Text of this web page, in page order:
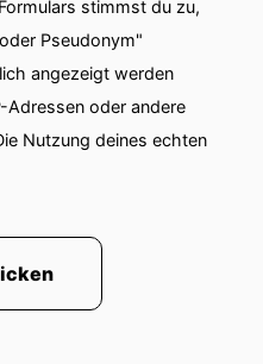
mit Zwiebeln,
kommen wir in die
was sehen wir hier
Im Prinzip alles Obst
begehrt. Wir werden
frische Ware im
die
stimmst du zu,
Pseudonym"
angezeigt werden
Adressen oder andere
Nutzung deines echten